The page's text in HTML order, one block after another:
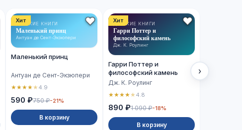
Хит
ДЕТСКИЕ КНИГИ
Маленький принц
Антуан де Сент-Экзюпери
Маленький принц
Антуан де Сент-Экзюпери
★★★★★4.9
590 ₽750 ₽-21%
В корзину
Хит
ДЕТСКИЕ КНИГИ
Гарри Поттер и
философский камень
Дж. К. Роулинг
Гарри Поттер и
философский камень
Дж. К. Роулинг
★★★★★4.8
890 ₽1 090 ₽-18%
В корзину
›